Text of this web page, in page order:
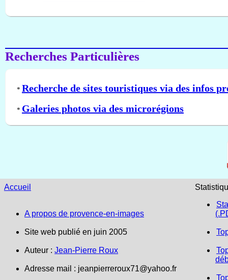
Recherches Particulières
* Recherche de sites touristiques via des infos
* Galeries photos via des microrégions
Accueil
A propos de provence-en-images
Site web publié en juin 2005
Auteur : Jean-Pierre Roux
Adresse mail : jeanpierreroux71@yahoo.fr